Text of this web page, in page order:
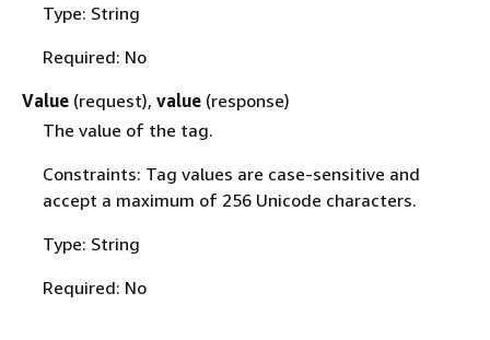
Type: String
Required: No
Value (request), value (response)
The value of the tag.
Constraints: Tag values are case-sensitive and
accept a maximum of 256 Unicode characters.
Type: String
Required: No